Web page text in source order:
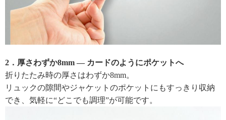
2．厚さわずか8mm ― カードのようにポケットへ
折りたたみ時の厚さはわずか8mm。
リュックの隙間やジャケットのポケットにもすっきり収納
でき、気軽に“どこでも調理”が可能です。